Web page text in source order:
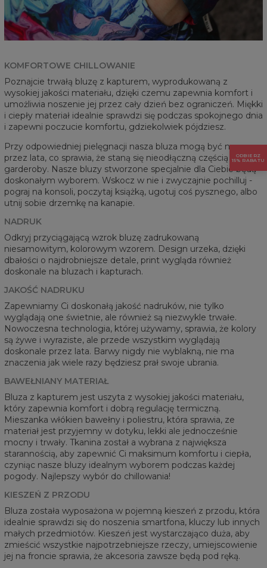
KOMFORTOWE CHILLOWANIE
Poznajcie trwałą bluzę z kapturem, wyprodukowaną z
wysokiej jakości materiału, dzięki czemu zapewnia komfort i
umożliwia noszenie jej przez cały dzień bez ograniczeń. Miękki
i ciepły materiał idealnie sprawdzi się podczas spokojnego dnia
i zapewni poczucie komfortu, gdziekolwiek pójdziesz.
Przy odpowiedniej pielęgnacji nasza bluza mogą być noszone
przez lata, co sprawia, że staną się nieodłączną częścią Twojej
garderoby. Nasze bluzy stworzone specjalnie dla Ciebie będą
doskonałym wyborem. Wskocz w nie i zwyczajnie pochilluj -
pograj na konsoli, poczytaj książką, ugotuj coś pysznego, albo
utnij sobie drzemkę na kanapie.
NADRUK
Odkryj przyciągającą wzrok bluzę zadrukowaną
niesamowitym, kolorowym wzorem. Design urzeka, dzięki
dbałości o najdrobniejsze detale, print wygląda również
doskonale na bluzach i kapturach.
JAKOŚĆ NADRUKU
Zapewniamy Ci doskonałą jakość nadruków, nie tylko
wyglądają one świetnie, ale również są niezwykle trwałe.
Nowoczesna technologia, której używamy, sprawia, że kolory
są żywe i wyraziste, ale przede wszystkim wyglądają
doskonale przez lata. Barwy nigdy nie wyblakną, nie ma
znaczenia jak wiele razy będziesz prał swoje ubrania.
BAWEŁNIANY MATERIAŁ
Bluza z kapturem jest uszyta z wysokiej jakości materiału,
który zapewnia komfort i dobrą regulację termiczną.
Mieszanka włókien bawełny i poliestru, która sprawia, ze
materiał jest przyjemny w dotyku, lekki ale jednocześnie
mocny i trwały. Tkanina został a wybrana z największa
starannością, aby zapewnić Ci maksimum komfortu i ciepła,
czyniąc nasze bluzy idealnym wyborem podczas każdej
pogody. Najlepszy wybór do chillowania!
KIESZEŃ Z PRZODU
Bluza została wyposażona w pojemną kieszeń z przodu, która
idealnie sprawdzi się do noszenia smartfona, kluczy lub innych
małych przedmiotów. Kieszeń jest wystarczająco duża, aby
zmieścić wszystkie najpotrzebniejsze rzeczy, umiejscowienie
jej na froncie sprawia, że akcesoria zawsze będą pod ręką.
ODBIERZ
15% RABATU